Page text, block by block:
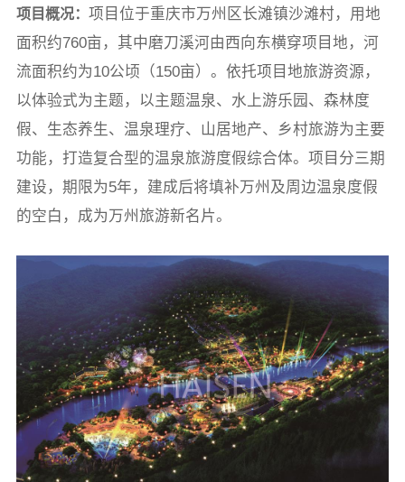
项目概况： 项目位于重庆市万州区长滩镇沙滩村，用地
面积约760亩，其中磨刀溪河由西向东横穿项目地，河
流面积约为10公顷（150亩）。依托项目地旅游资源，
以体验式为主题，以主题温泉、水上游乐园、森林度
假、生态养生、温泉理疗、山居地产、乡村旅游为主要
功能，打造复合型的温泉旅游度假综合体。项目分三期
建设，期限为5年，建成后将填补万州及周边温泉度假
的空白，成为万州旅游新名片。